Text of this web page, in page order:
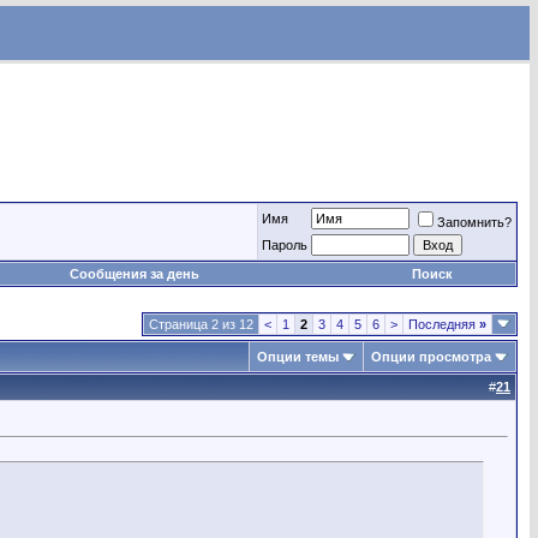
Имя
Запомнить?
Пароль
Сообщения за день
Поиск
Страница 2 из 12 < 1 2 3 4 5 6 > Последняя »
Опции темы Опции просмотра
#21